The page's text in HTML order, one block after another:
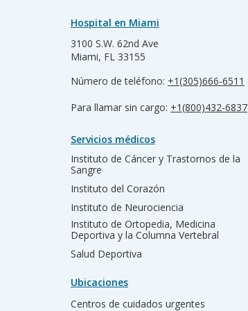
Hospital en Miami
3100 S.W. 62nd Ave
Miami, FL 33155
Número de teléfono: +1(305)666-6511
Para llamar sin cargo: +1(800)432-6837
Servicios médicos
Instituto de Cáncer y Trastornos de la
Sangre
Instituto del Corazón
Instituto de Neurociencia
Instituto de Ortopedia, Medicina
Deportiva y la Columna Vertebral
Salud Deportiva
Ubicaciones
Centros de cuidados urgentes